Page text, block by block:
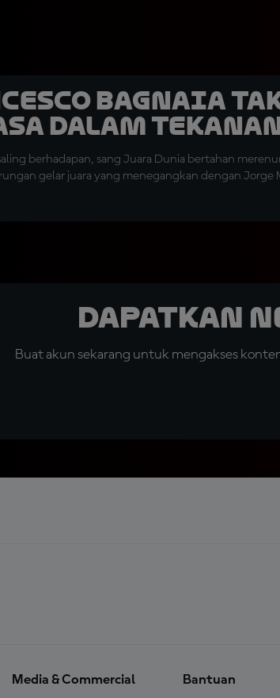
Bagnaia
dalam
berhadapan, sang Juara Dunia bertahan
gelar juara yang menegangkan dengan Jorge
Dapatkan
Buat akun sekarang untuk mengakses
Media & Commercial Bantuan